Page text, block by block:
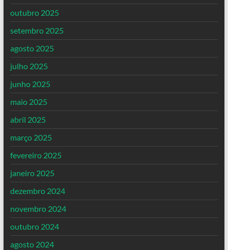
outubro 2025
setembro 2025
agosto 2025
julho 2025
junho 2025
maio 2025
abril 2025
março 2025
fevereiro 2025
janeiro 2025
dezembro 2024
novembro 2024
outubro 2024
agosto 2024